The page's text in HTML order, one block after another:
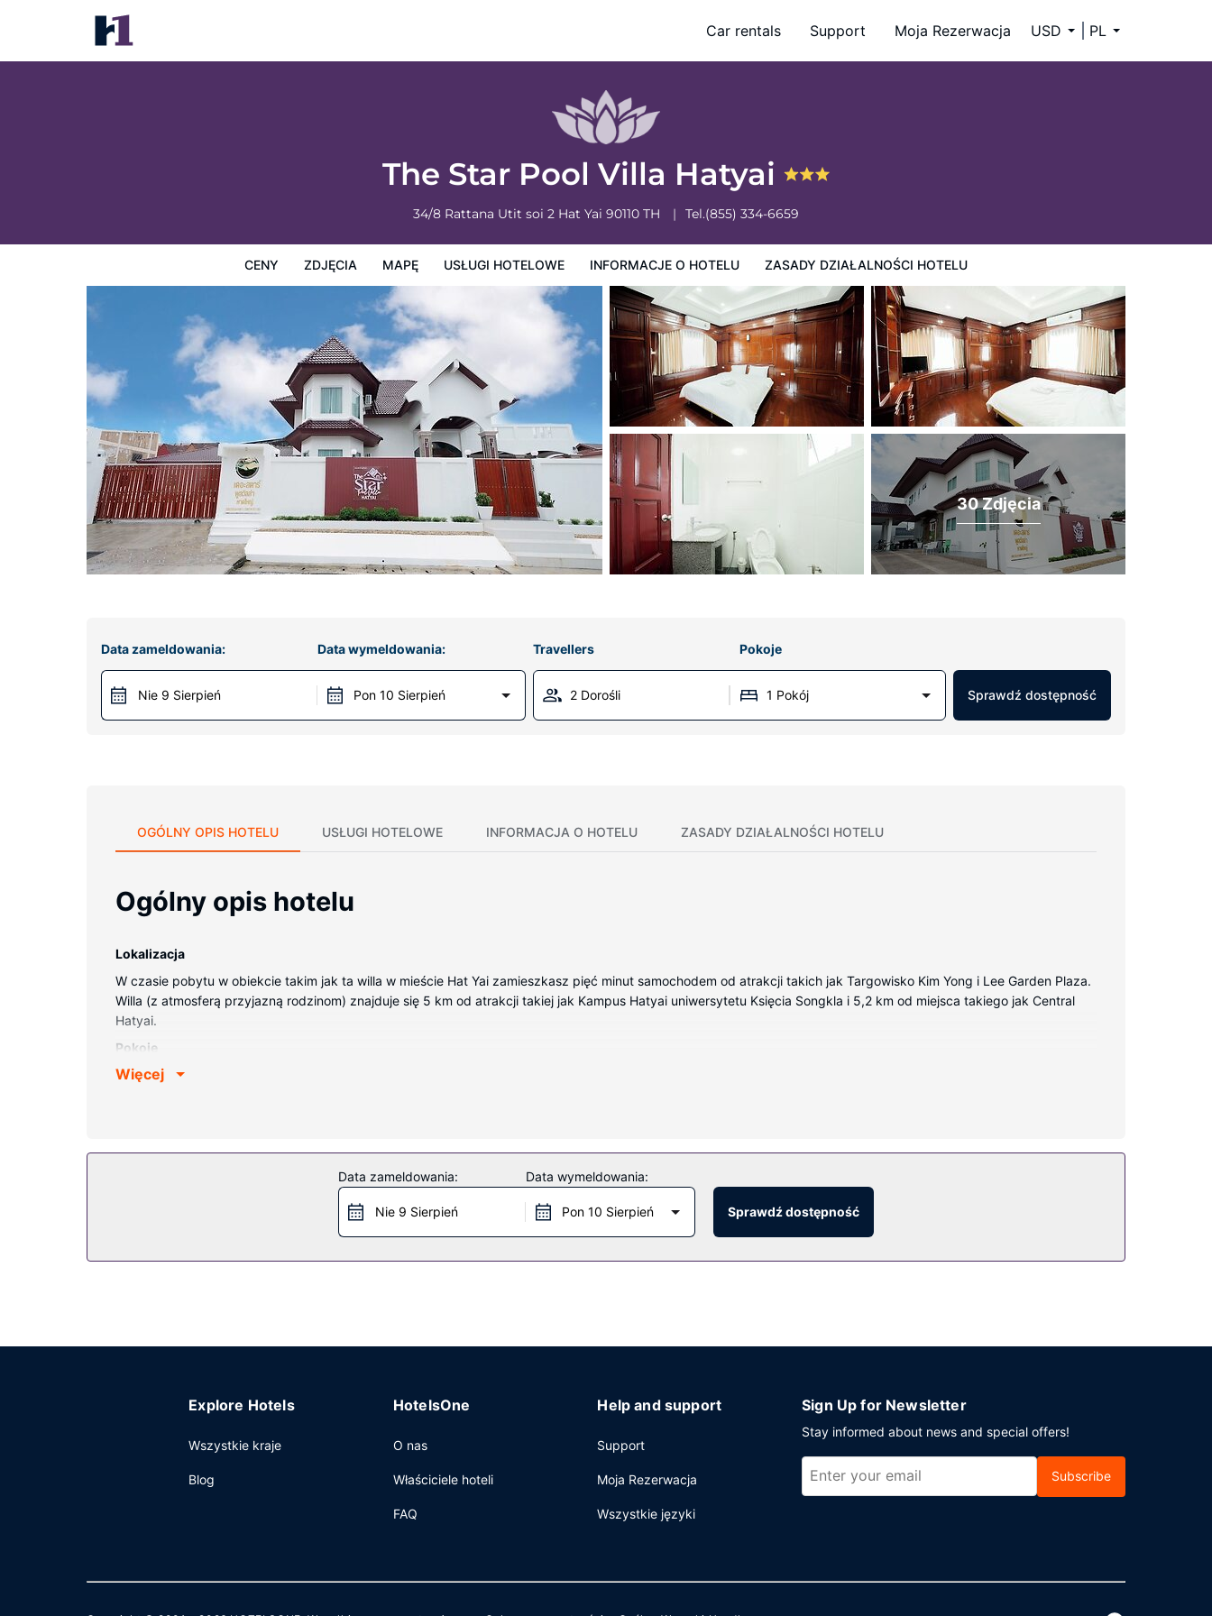
Car rentals Support Moja Rezerwacja USD PL
The Star Pool Villa Hatyai
34/8 Rattana Utit soi 2 Hat Yai 90110 TH Tel.(855) 334-6659
CENY ZDJĘCIA MAPĘ USŁUGI HOTELOWE INFORMACJE O HOTELU ZASADY DZIAŁALNOŚCI HOTELU
The Star Pool Villa Hatyai
Ceny Zdjęcia
30 Zdjęcia
Data zameldowania:
Nie 9 Sierpień
Data wymeldowania:
Pon 10 Sierpień
Travellers Pokoje
2 Dorośli 1 Pokój Sprawdź dostępność
OGÓLNY OPIS HOTELU USŁUGI HOTELOWE INFORMACJA O HOTELU ZASADY DZIAŁALNOŚCI HOTELU
Ogólny opis hotelu
Lokalizacja
W czasie pobytu w obiekcie takim jak ta willa w mieście Hat Yai zamieszkasz pięć minut samochodem od atrakcji takich jak Targowisko Kim Yong i Lee Garden Plaza.
Willa (z atmosferą przyjazną rodzinom) znajduje się 5 km od atrakcji takiej jak Kampus Hatyai uniwersytetu Księcia Songkla i 5,2 km od miejsca takiego jak Central
Hatyai.
Pokoje
Willa z klimatyzacją oddaje do dyspozycji gości takie elementy wyposażenia jak telewizor Smart TV, co z pewnością uprzyjemni pobyt. Do prywatnego użytku gości
Do pokoju przylegają taras i ogród, z których roztacza się piękny widok. Dostępne są również takie udogodnienia rekreacyjne, jak basen odkryty.
Udogodnienia biznesowe to bezpłatny przewodowy dostęp do internetu i dystrybutor wody. Udogodnienia na miejscu to bezpłatne parkowanie samodzielne.
Więcej
Data zameldowania:
Nie 9 Sierpień
Data wymeldowania:
Pon 10 Sierpień Sprawdź dostępność
Explore Hotels
Wszystkie kraje
Blog
HotelsOne
O nas
Właściciele hoteli
FAQ
Help and support
Support
Moja Rezerwacja
Wszystkie języki
Sign Up for Newsletter
Stay informed about news and special offers!
Subscribe